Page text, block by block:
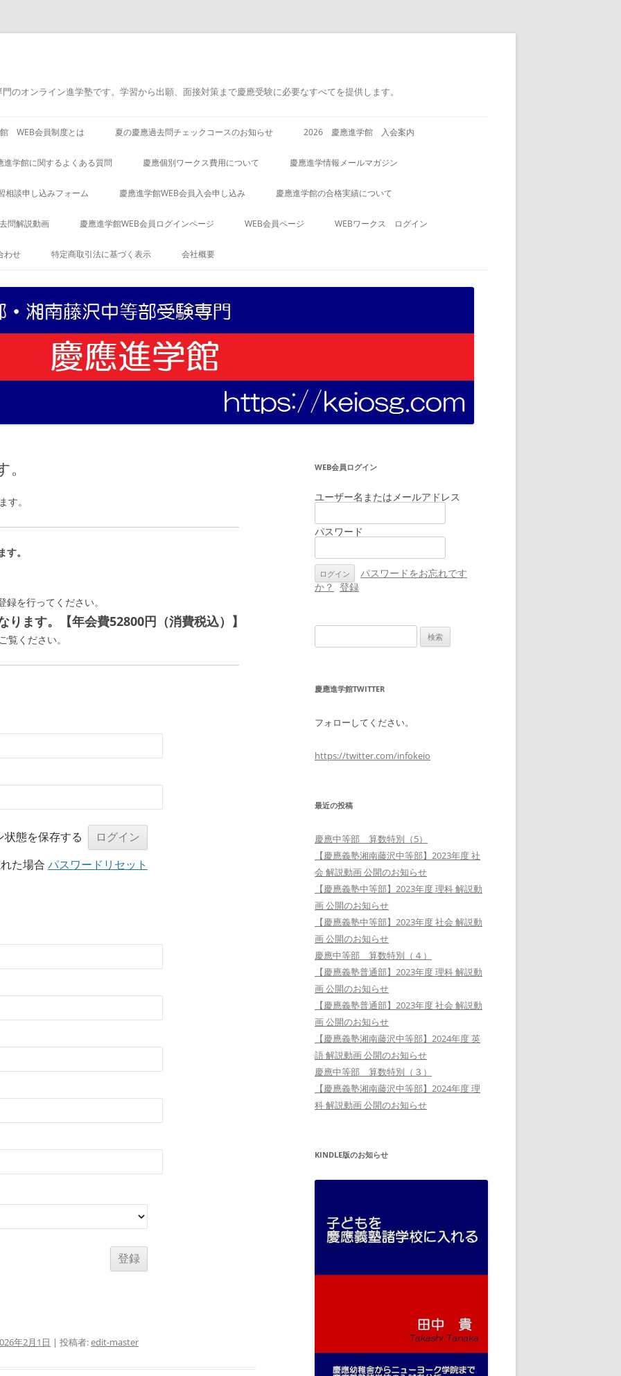
のオンライン進学塾です。学習から出願、面接対策まで慶應受験に必要なすべてを提供します。
WEB会員制度とは 夏の慶應過去問チェックコースのお知らせ 2026 慶應進学館 入会案内
進学館に関するよくある質問 慶應個別ワークス費用について 慶應進学情報メールマガジン
相談申し込みフォーム 慶應進学館WEB会員入会申し込み 慶應進学館の合格実績について
問解説動画 慶應進学館WEB会員ログインページ WEB会員ページ WEBワークス ログイン
わせ 特定商取引法に基づく表示 会社概要
す。
。
を行ってください。
ます。【年会費52800円（消費税込）】
覧ください。
状態を保存する
た場合 パスワードリセット
年2月1日 | 投稿者:edit-master
WEB会員ログイン
ユーザー名またはメールアドレス
パスワード
パスワードをお忘れです
か？ 登録
索:
慶應進学館TWITTER
フォローしてください。
https://twitter.com/infokeio
最近の投稿
慶應中等部 算数特別（5）
【慶應義塾湘南藤沢中等部】2023年度 社
会 解説動画 公開のお知らせ
【慶應義塾中等部】2023年度 理科 解説動
画 公開のお知らせ
【慶應義塾中等部】2023年度 社会 解説動
画 公開のお知らせ
慶應中等部 算数特別（４）
【慶應義塾普通部】2023年度 理科 解説動
画 公開のお知らせ
【慶應義塾普通部】2023年度 社会 解説動
画 公開のお知らせ
【慶應義塾湘南藤沢中等部】2024年度 英
語 解説動画 公開のお知らせ
慶應中等部 算数特別（３）
【慶應義塾湘南藤沢中等部】2024年度 理
科 解説動画 公開のお知らせ
KINDLE版のお知らせ